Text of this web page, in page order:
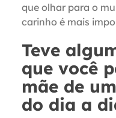
que olhar para o
carinho é mais
Teve
que você
mãe de
do dia a